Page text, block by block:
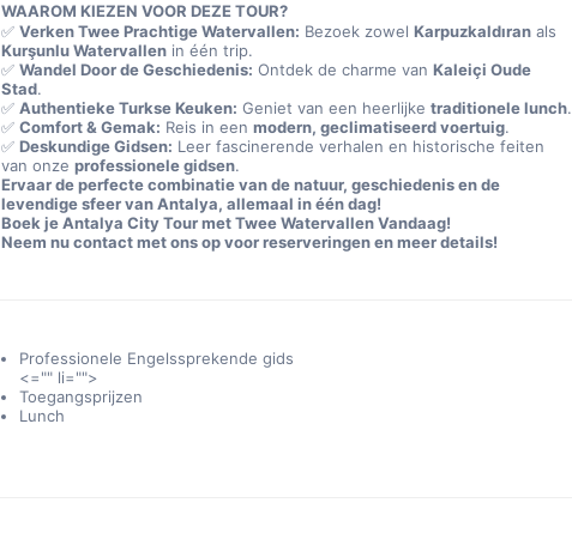
WAAROM KIEZEN VOOR DEZE TOUR?
✅ Verken Twee Prachtige Watervallen: Bezoek zowel Karpuzkaldıran
Kurşunlu Watervallen in één trip.
✅ Wandel Door de Geschiedenis: Ontdek de charme van Kaleiçi Oude
Stad.
✅ Authentieke Turkse Keuken: Geniet van een heerlijke traditionele lunch.
✅ Comfort & Gemak: Reis in een modern, geclimatiseerd voertuig.
✅ Deskundige Gidsen: Leer fascinerende verhalen en historische feiten
van onze professionele gidsen.
Ervaar de perfecte combinatie van de natuur, geschiedenis en de
levendige sfeer van Antalya, allemaal in één dag!
Boek je Antalya City Tour met Twee Watervallen Vandaag!
Neem nu contact met ons op voor reserveringen en meer details!
Professionele Engelssprekende gids
<="" li="">
Toegangsprijzen
Lunch